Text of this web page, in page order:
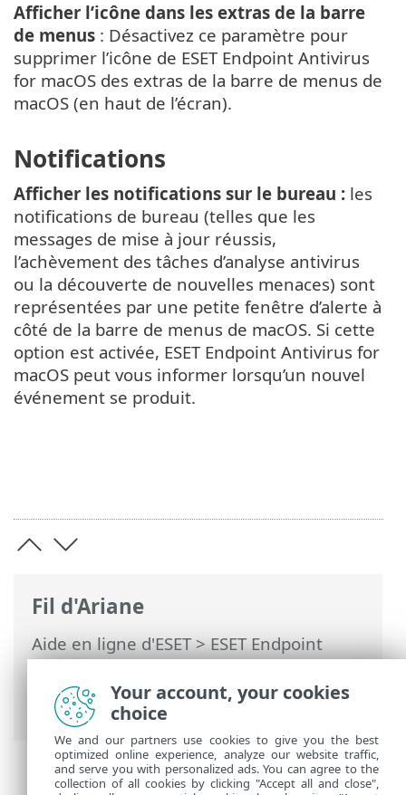
Fil d'Ariane
Aide en ligne d'ESET>ESET Endpoint
Antivirus for macOS>Préférences de
l’application>Interface utilisateur>
Intégration du système
Afficher l’icône dans les extras de la barre
de menus : Désactivez ce paramètre pour
supprimer l’icône de ESET Endpoint Antivirus
for macOS des extras de la barre de menus de
macOS (en haut de l’écran).
Notifications
Afficher les notifications sur le bureau : les
notifications de bureau (telles que les
messages de mise à jour réussis,
l’achèvement des tâches d’analyse antivirus
ou la découverte de nouvelles menaces) sont
représentées par une petite fenêtre d’alerte à
côté de la barre de menus de macOS. Si cette
option est activée, ESET Endpoint Antivirus for
macOS peut vous informer lorsqu’un nouvel
événement se produit.
Your account, your cookies
choice
We and our partners use cookies to give you the best
optimized online experience, analyze our website traffic,
and serve you with personalized ads. You can agree to the
collection of all cookies by clicking "Accept all and close",